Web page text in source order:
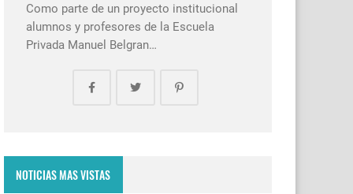
Como parte de un proyecto institucional
alumnos y profesores de la Escuela
Privada Manuel Belgran…
NOTICIAS MAS VISTAS